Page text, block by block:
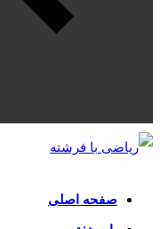
صفحه اصلی